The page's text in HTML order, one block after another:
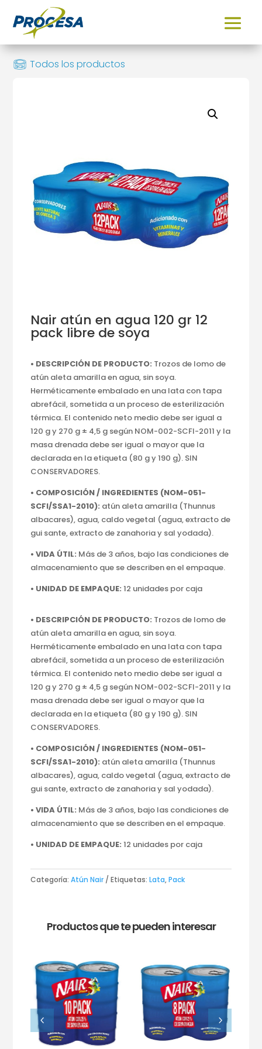
Todos los productos
Nair atún en agua 120 gr 12
pack libre de soya
• DESCRIPCIÓN DE PRODUCTO: Trozos de lomo de
atún aleta amarilla en agua, sin soya.
Herméticamente embalado en una lata con tapa
abrefácil, sometida a un proceso de esterilización
térmica. El contenido neto medio debe ser igual a
120 g y 270 g ± 4,5 g según NOM-002-SCFI-2011 y la
masa drenada debe ser igual o mayor que la
declarada en la etiqueta (80 g y 190 g). SIN
CONSERVADORES.
• COMPOSICIÓN / INGREDIENTES (NOM-051-
SCFI/SSA1-2010): atún aleta amarilla (Thunnus
albacares), agua, caldo vegetal (agua, extracto de
gui sante, extracto de zanahoria y sal yodada).
• VIDA ÚTIL: Más de 3 años, bajo las condiciones de
almacenamiento que se describen en el empaque.
• UNIDAD DE EMPAQUE: 12 unidades por caja
• DESCRIPCIÓN DE PRODUCTO: Trozos de lomo de
atún aleta amarilla en agua, sin soya.
Herméticamente embalado en una lata con tapa
abrefácil, sometida a un proceso de esterilización
térmica. El contenido neto medio debe ser igual a
120 g y 270 g ± 4,5 g según NOM-002-SCFI-2011 y la
masa drenada debe ser igual o mayor que la
declarada en la etiqueta (80 g y 190 g). SIN
CONSERVADORES.
• COMPOSICIÓN / INGREDIENTES (NOM-051-
SCFI/SSA1-2010): atún aleta amarilla (Thunnus
albacares), agua, caldo vegetal (agua, extracto de
gui sante, extracto de zanahoria y sal yodada).
• VIDA ÚTIL: Más de 3 años, bajo las condiciones de
almacenamiento que se describen en el empaque.
• UNIDAD DE EMPAQUE: 12 unidades por caja
Categoría:Atún Nair Etiquetas:Lata,Pack
Productos que te pueden interesar
4 5